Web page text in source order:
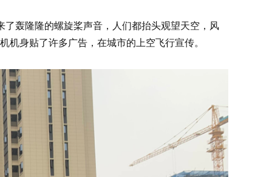
轰隆隆的螺旋桨声音，人们都抬头观望天空，风
机身贴了许多广告，在城市的上空飞行宣传。